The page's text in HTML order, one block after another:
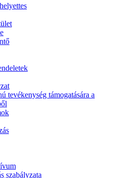
tevékenység támogatására a
szabályzata